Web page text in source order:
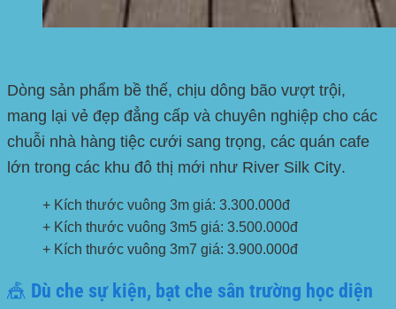
Dòng sản phẩm bề thế, chịu dông bão vượt trội,
mang lại vẻ đẹp đẳng cấp và chuyên nghiệp cho các
chuỗi nhà hàng tiệc cưới sang trọng, các quán cafe
lớn trong các khu đô thị mới như River Silk City.
+ Kích thước vuông 3m giá: 3.300.000đ
+ Kích thước vuông 3m5 giá: 3.500.000đ
+ Kích thước vuông 3m7 giá: 3.900.000đ
🎪 Dù che sự kiện, bạt che sân trường học diện